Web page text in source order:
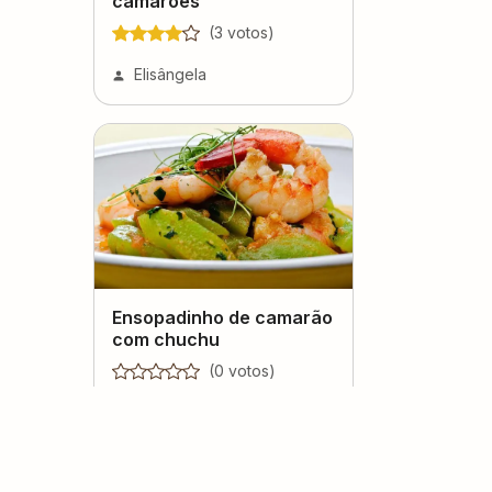
(3 votos)
Elisângela
Ensopadinho de camarão
com chuchu
(0 votos)